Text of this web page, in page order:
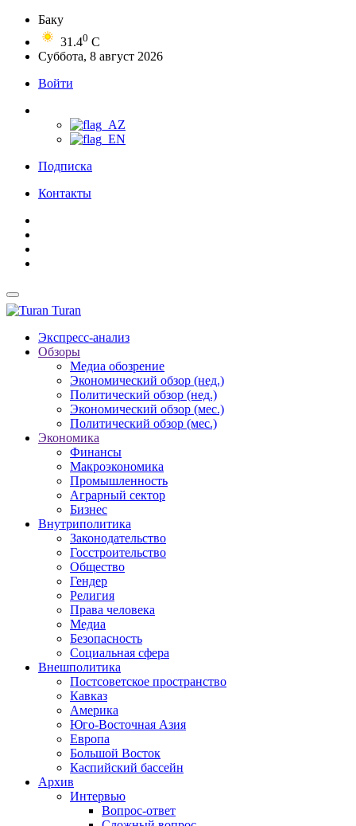
Баку
31.40 C
Суббота, 8 август 2026
Войти
Подписка
Контакты
Turan
Экспресс-анализ
Обзоры
Медиа обозрение
Экономический обзор (нед.)
Политический обзор (нед.)
Экономический обзор (мес.)
Политический обзор (мес.)
Экономика
Финансы
Макроэкономика
Промышленность
Аграрный сектор
Бизнес
Внутриполитика
Законодательство
Госстроительство
Общество
Гендер
Религия
Права человека
Медиа
Безопасность
Социальная сфера
Внешполитика
Постсоветское пространство
Кавказ
Америка
Юго-Восточная Азия
Европа
Большой Восток
Каспийский бассейн
Архив
Интервью
Вопрос-ответ